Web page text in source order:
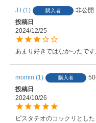
J.t 1 購入者
非公開
投稿日
2024/12/25
あまり好きではなかったです
momin 1 購入者
投稿日
2024/10/26
ピスタチオのコックリとし